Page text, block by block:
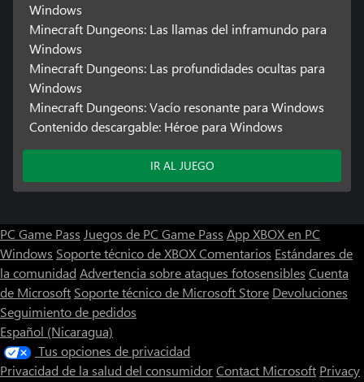
Windows
Minecraft Dungeons: Las llamas del inframundo para
Windows
Minecraft Dungeons: Las profundidades ocultas para
Windows
Minecraft Dungeons: Vacío resonante para Windows
Contenido descargable: Héroe para Windows
IR AL JUEGO
PC Game Pass Juegos de PC Game Pass App XBOX en PC
Windows Soporte técnico de XBOXComentarios Estándares de
la comunidad Advertencia sobre ataques fotosensibles Cuenta
de Microsoft Soporte técnico de Microsoft Store Devoluciones
Seguimiento de pedidos
Español (Nicaragua)
Tus opciones de privacidad
Privacidad de la salud del consumidorContact Microsoft Privacy